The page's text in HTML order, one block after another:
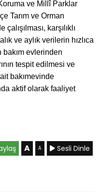
ve Millî Parklar
Tarım ve Orman
karşılıklı
ve aylık verilerin hızlıca
bakım evlerinden
tespit edilmesi ve
bakımevinde
aktif olarak faaliyet
A A Sesli Dinle